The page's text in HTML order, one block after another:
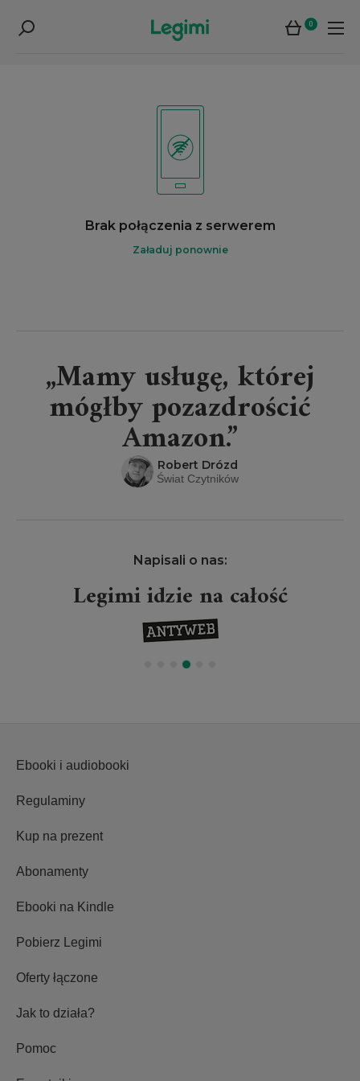
0
Brak połączenia z serwerem
Załaduj ponownie
„Mamy usługę, której
mógłby pozazdrościć
Amazon.”
Robert Drózd
Świat Czytników
Napisali o nas:
Legimi idzie na całość
Ebooki i audiobooki
Regulaminy
Kup na prezent
Abonamenty
Ebooki na Kindle
Pobierz Legimi
Oferty łączone
Jak to działa?
Pomoc